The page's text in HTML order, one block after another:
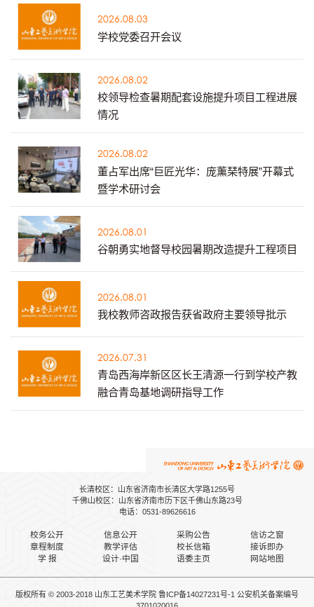
2026.08.03
学校党委召开会议
2026.08.02
校领导检查暑期配套设施提升项目工程进展
情况
2026.08.02
董占军出席“巨匠光华：庞薰琹特展”开幕式
暨学术研讨会
2026.08.01
谷朝勇实地督导校园暑期改造提升工程项目
2026.08.01
我校教师咨政报告获省政府主要领导批示
2026.07.31
青岛西海岸新区区长王清源一行到学校产教
融合青岛基地调研指导工作
长清校区：山东省济南市长清区大学路1255号
千佛山校区：山东省济南市历下区千佛山东路23号
电话：0531-89626616
校务公开 信息公开 采购公告
信访之窗
章程制度
教学评估 校长信箱
接诉即办
学 报
设计·中国 语委主页 网站地图
版权所有 © 2003-2018 山东工艺美术学院 鲁ICP备14027231号-1 公安机关备案编号